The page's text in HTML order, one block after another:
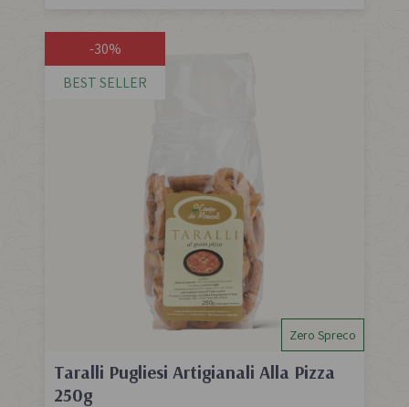
Zero Spreco
Taralli Pugliesi Artigianali Alla Pizza
250g
-30%
BEST SELLER